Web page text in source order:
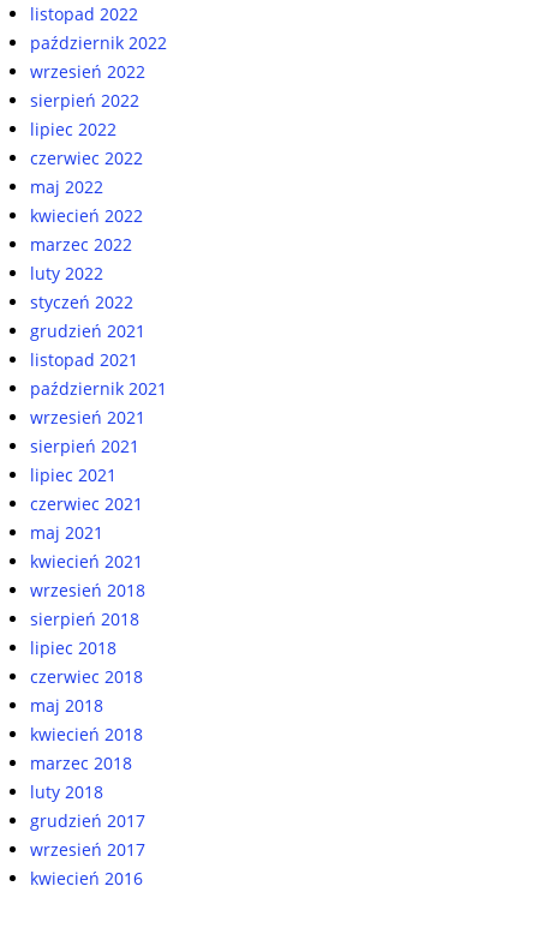
listopad 2022
październik 2022
wrzesień 2022
sierpień 2022
lipiec 2022
czerwiec 2022
maj 2022
kwiecień 2022
marzec 2022
luty 2022
styczeń 2022
grudzień 2021
listopad 2021
październik 2021
wrzesień 2021
sierpień 2021
lipiec 2021
czerwiec 2021
maj 2021
kwiecień 2021
wrzesień 2018
sierpień 2018
lipiec 2018
czerwiec 2018
maj 2018
kwiecień 2018
marzec 2018
luty 2018
grudzień 2017
wrzesień 2017
kwiecień 2016